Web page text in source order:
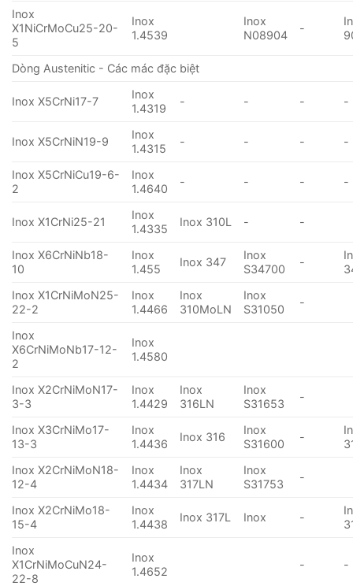
Inox
X1NiCrMoCu25-20-
5
Inox
1.4539
Inox
N08904
-
Dòng Austenitic - Các mác đặc biệt
Inox X5CrNi17-7
Inox
1.4319
- - - -
Inox X5CrNiN19-9
Inox
1.4315
- - - -
Inox X5CrNiCu19-6-
2
Inox
1.4640
- - - -
Inox X1CrNi25-21
Inox
1.4335
Inox 310L - -
Inox X6CrNiNb18-
10
Inox
1.455
Inox 347
Inox
S34700
-
Inox X1CrNiMoN25-
22-2
Inox
1.4466
Inox
310MoLN
Inox
S31050
-
Inox
X6CrNiMoNb17-12-
2
Inox
1.4580
Inox X2CrNiMoN17-
3-3
Inox
1.4429
Inox
316LN
Inox
S31653
-
Inox X3CrNiMo17-
13-3
Inox
1.4436
Inox 316
Inox
S31600
-
Inox X2CrNiMoN18-
12-4
Inox
1.4434
Inox
317LN
Inox
S31753
-
Inox X2CrNiMo18-
15-4
Inox
1.4438
Inox 317L Inox -
Inox
X1CrNiMoCuN24-
22-8
Inox
1.4652
- -